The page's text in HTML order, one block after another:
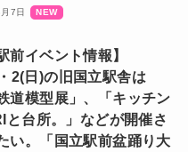
7日
前イベント情報】
2(日)の旧国立駅舎は
道模型展」、「キッチン
と台所。」などが開催さ
い。「国立駅前盆踊り大